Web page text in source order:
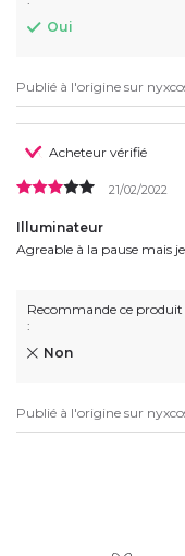
Oui
Publié à l'origine sur
Acheteur vérifié
21/02/2022
Illuminateur
Agreable à la pause mais
Recommande ce produit
:
Non
Publié à l'origine sur